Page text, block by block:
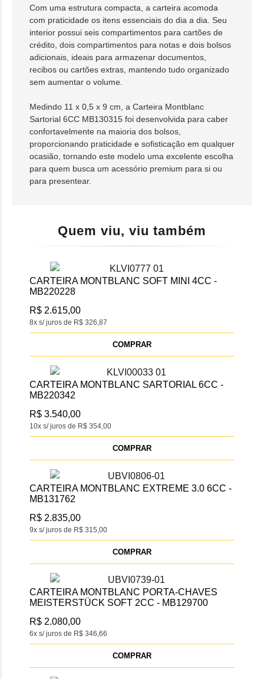
Com uma estrutura compacta, a carteira acomoda
com praticidade os itens essenciais do dia a dia. Seu
interior possui seis compartimentos para cartões de
crédito, dois compartimentos para notas e dois bolsos
adicionais, ideais para armazenar documentos,
recibos ou cartões extras, mantendo tudo organizado
sem aumentar o volume.
Medindo 11 x 0,5 x 9 cm, a Carteira Montblanc
Sartorial 6CC MB130315 foi desenvolvida para caber
confortavelmente na maioria dos bolsos,
proporcionando praticidade e sofisticação em qualquer
ocasião, tornando este modelo uma excelente escolha
para quem busca um acessório premium para si ou
para presentear.
Quem viu, viu também
CARTEIRA MONTBLANC SOFT MINI 4CC -
MB220228
8x s/ juros de R$ 326,87
R$ 2.615,00
COMPRAR
CARTEIRA MONTBLANC SARTORIAL 6CC -
MB220342
10x s/ juros de R$ 354,00
R$ 3.540,00
COMPRAR
CARTEIRA MONTBLANC EXTREME 3.0 6CC -
MB131762
9x s/ juros de R$ 315,00
R$ 2.835,00
COMPRAR
CARTEIRA MONTBLANC PORTA-CHAVES
MEISTERSTÜCK SOFT 2CC - MB129700
6x s/ juros de R$ 346,66
R$ 2.080,00
COMPRAR